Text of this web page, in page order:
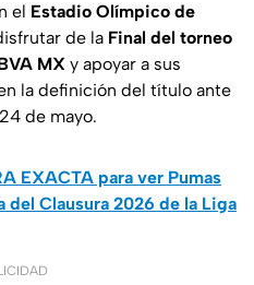
el Estadio Olímpico de
de la Final del torneo
MX y apoyar a sus
la definición del título ante
de mayo.
EXACTA para ver Pumas
del Clausura 2026 de la Liga